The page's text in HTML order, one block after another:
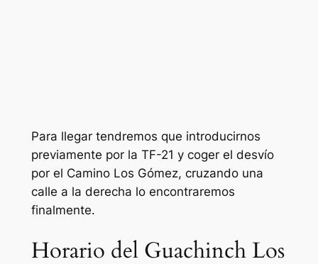
Para llegar tendremos que introducirnos
previamente por la TF-21 y coger el desvío
por el Camino Los Gómez, cruzando una
calle a la derecha lo encontraremos
finalmente.
Horario del Guachinch Los